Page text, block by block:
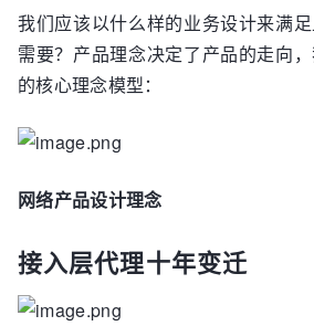
我们应该以什么样的业务设计来满
需要？产品理念决定了产品的走向
的核心理念模型：
网络产品设计理念
接入层代理十年变迁